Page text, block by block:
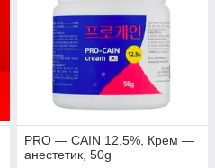
PRO — CAIN 12,5%, Крем —
анестетик, 50g